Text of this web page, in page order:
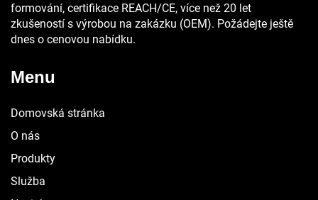
formování, certifikace REACH/CE, více než 20 let
zkušeností s výrobou na zakázku (OEM). Požádejte ještě
dnes o cenovou nabídku.
Menu
Domovská stránka
O nás
Produkty
Služba